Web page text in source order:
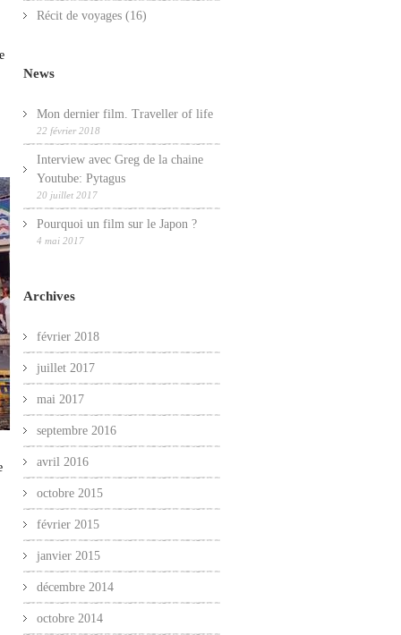
Récit de voyages (16)
News
Mon dernier film. Traveller of life
22 février 2018
Interview avec Greg de la chaine
Youtube: Pytagus
20 juillet 2017
Pourquoi un film sur le Japon ?
4 mai 2017
Archives
février 2018
juillet 2017
mai 2017
septembre 2016
avril 2016
octobre 2015
février 2015
janvier 2015
décembre 2014
octobre 2014